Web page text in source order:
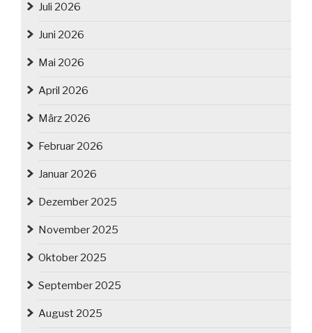
Juli 2026
Juni 2026
Mai 2026
April 2026
März 2026
Februar 2026
Januar 2026
Dezember 2025
November 2025
Oktober 2025
September 2025
August 2025